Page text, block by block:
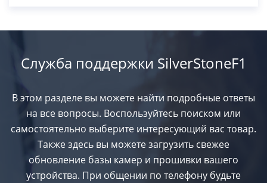
Служба поддержки SilverStoneF1
В этом разделе вы можете найти подробные ответы
на все вопросы. Воспользуйтесь поиском или
самостоятельно выберите интересующий вас товар.
Также здесь вы можете загрузить свежее
обновление базы камер и прошивки вашего
устройства. При общении по телефону будьте